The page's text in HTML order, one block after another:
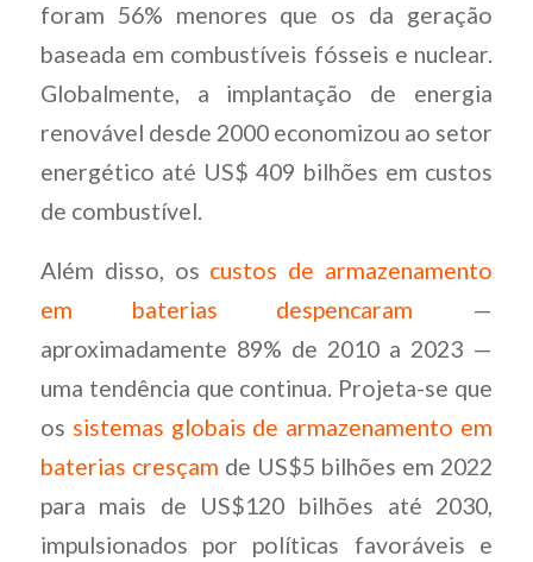
foram 56% menores que os da geração
baseada em combustíveis fósseis e nuclear.
Globalmente, a implantação de energia
renovável desde 2000 economizou ao setor
energético até US$ 409 bilhões em custos
de combustível.
Além disso, os custos de armazenamento
em baterias despencaram —
aproximadamente 89% de 2010 a 2023 —
uma tendência que continua. Projeta-se que
os sistemas globais de armazenamento em
baterias cresçam de US$5 bilhões em 2022
para mais de US$120 bilhões até 2030,
impulsionados por políticas favoráveis e